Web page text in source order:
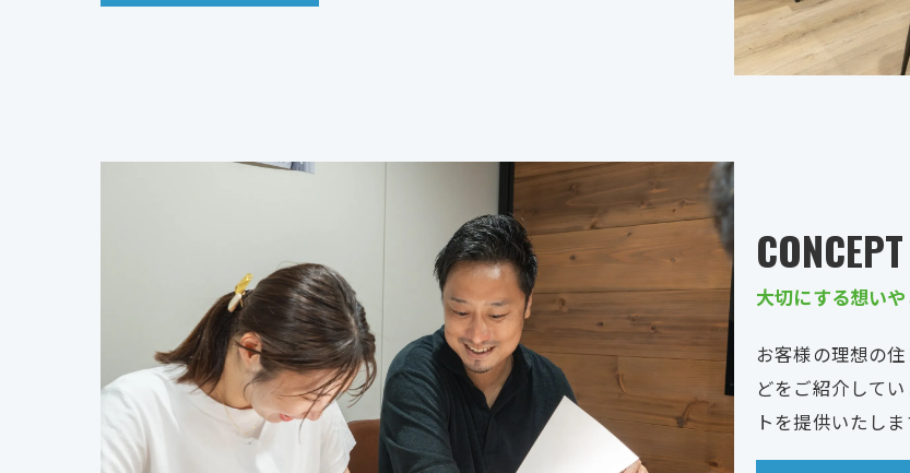
CONCEPT
大切にする想い
お客様の理想の
どをご紹介して
トを提供いたしま